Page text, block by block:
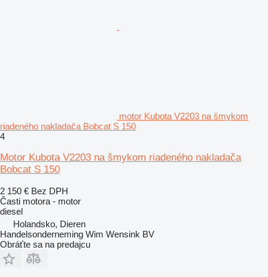
motor Kubota V2203 na šmykom
riadeného nakladača Bobcat S 150
4
Motor Kubota V2203 na šmykom riadeného nakladača
Bobcat S 150
2 150 € Bez DPH
Časti motora - motor
diesel
Holandsko, Dieren
Handelsonderneming Wim Wensink BV
Obráťte sa na predajcu